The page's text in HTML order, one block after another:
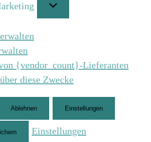
{vendor_count}-Lieferanten
diese Zwecke
Ablehnen Einstellungen
Einstellungen